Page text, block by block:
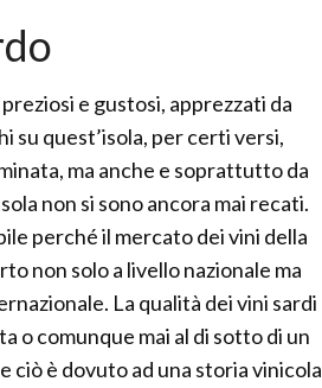
e gustosi, apprezzati da
su quest’isola, per certi versi,
ma anche e soprattutto da
non si sono ancora mai recati.
perché il mercato dei vini della
non solo a livello nazionale ma
La qualità dei vini sardi
o comunque mai al di sotto di un
ciò è dovuto ad una storia vinicola